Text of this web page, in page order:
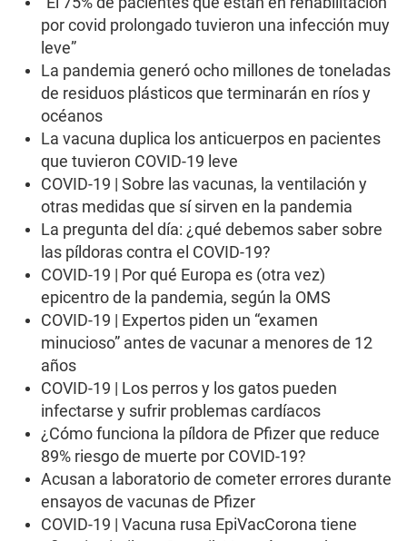
por covid prolongado tuvieron una infección muy
leve”
La pandemia generó ocho millones de toneladas
de residuos plásticos que terminarán en ríos y
océanos
La vacuna duplica los anticuerpos en pacientes
que tuvieron COVID-19 leve
COVID-19 | Sobre las vacunas, la ventilación y
otras medidas que sí sirven en la pandemia
La pregunta del día: ¿qué debemos saber sobre
las píldoras contra el COVID-19?
COVID-19 | Por qué Europa es (otra vez)
epicentro de la pandemia, según la OMS
COVID-19 | Expertos piden un “examen
minucioso” antes de vacunar a menores de 12
años
COVID-19 | Los perros y los gatos pueden
infectarse y sufrir problemas cardíacos
¿Cómo funciona la píldora de Pfizer que reduce
89% riesgo de muerte por COVID-19?
Acusan a laboratorio de cometer errores durante
ensayos de vacunas de Pfizer
COVID-19 | Vacuna rusa EpiVacCorona tiene